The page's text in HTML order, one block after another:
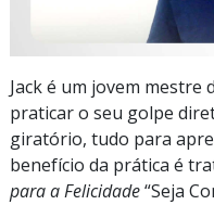
Jack é um jovem mestre
praticar o seu golpe
giratório, tudo para
benefício da prática é
para a Felicidade“Seja